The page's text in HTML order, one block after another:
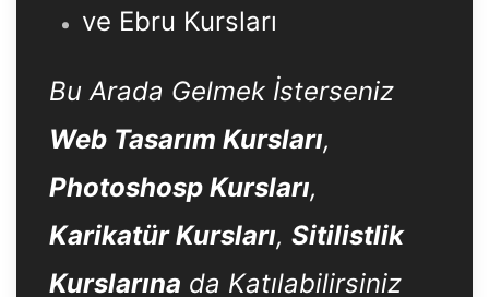
ve Ebru Kursları
Bu Arada Gelmek İsterseniz
Web Tasarım Kursları,
Photoshosp Kursları,
Karikatür Kursları, Sitilistlik
Kurslarına da Katılabilirsiniz